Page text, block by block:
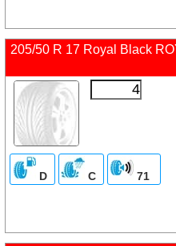
205/50 R 17 Royal Black
D C 71